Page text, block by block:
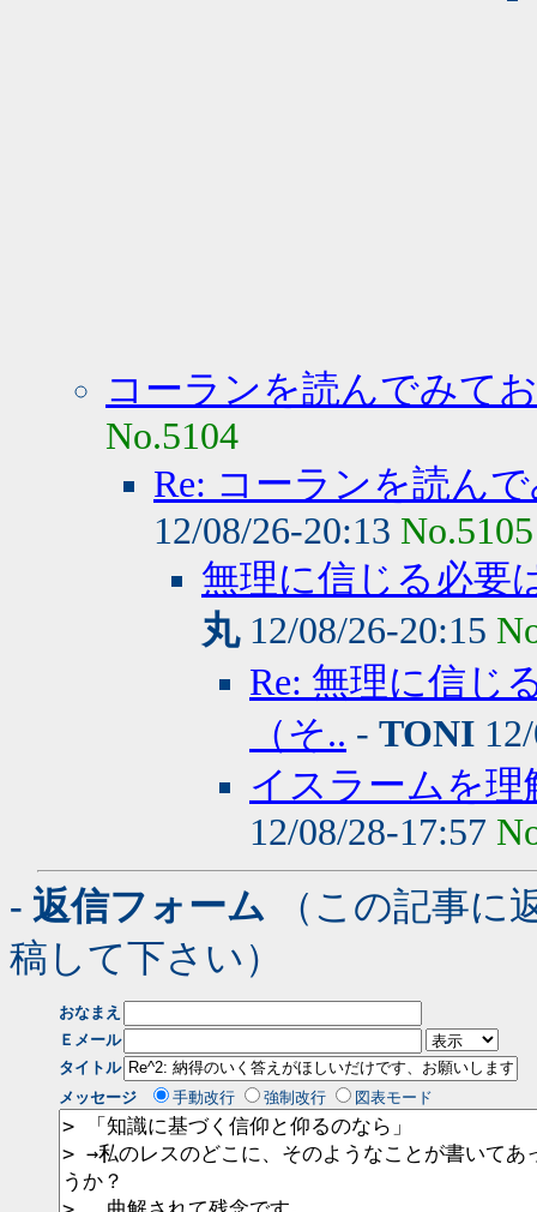
コーランを読んでみ
No.5104
Re: コーランを読ん
12/08/26-20:13 No.5105
無理に信じる必要
丸12/08/26-20:15
Re: 無理に信じ
（そ.. - TONI
イスラームを理
12/08/28-17:57
- 返信フォーム （この記事に
稿して下さい）
おなまえ
Ｅメール
タイトル
メッセージ
手動改行 強制改行 図表モード